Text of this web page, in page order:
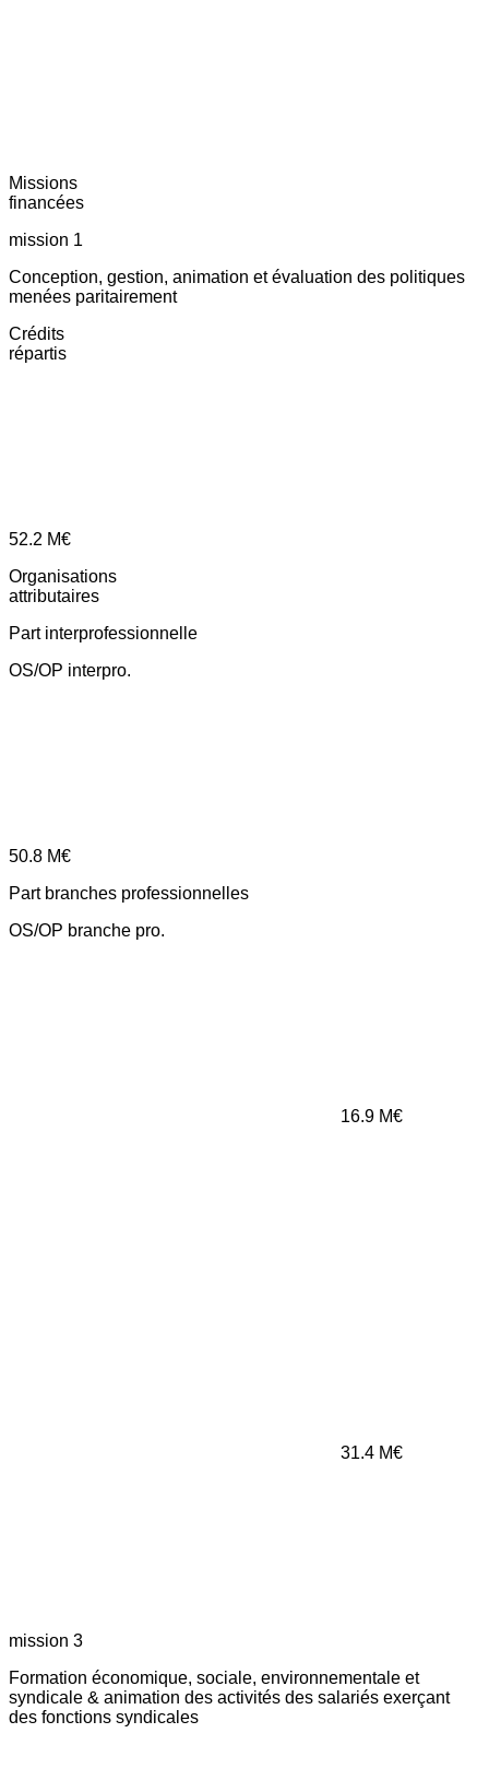
Missions
financées
mission 1
Conception, gestion, animation et évaluation des politiques
menées paritairement
Crédits
répartis
52.2 M€
Organisations
attributaires
Part interprofessionnelle
OS/OP interpro.
50.8 M€
Part branches professionnelles
OS/OP branche pro.
16.9 M€
31.4 M€
mission 3
Formation économique, sociale, environnementale et
syndicale & animation des activités des salariés exerçant
des fonctions syndicales